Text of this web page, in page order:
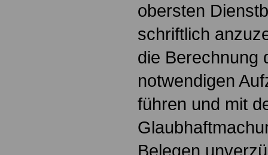
obersten
schriftlich
die Berechnung
notwendigen
führen und mit
Belegen